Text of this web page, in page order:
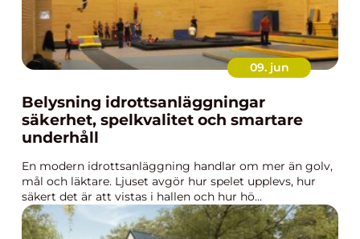
09. jun
Belysning idrottsanläggningar
säkerhet, spelkvalitet och smartare
underhåll
En modern idrottsanläggning handlar om mer än golv,
mål och läktare. Ljuset avgör hur spelet upplevs, hur
säkert det är att vistas i hallen och hur hö...